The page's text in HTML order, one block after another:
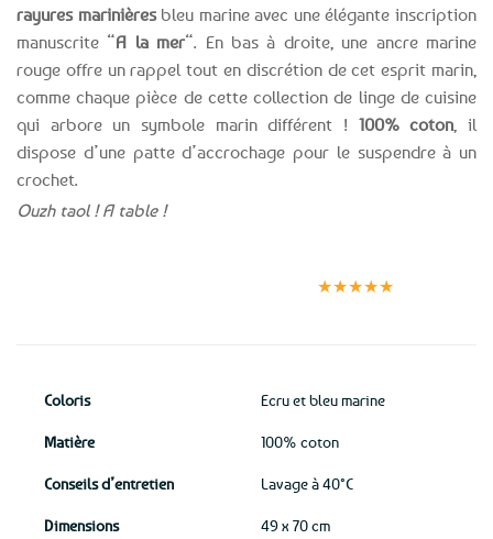
rayures marinièresbleu marine avec une élégante inscription
manuscrite “A la mer“. En bas à droite, une ancre marine
rouge offre un rappel tout en discrétion de cet esprit marin,
comme chaque pièce de cette collection de linge de cuisine
qui arbore un symbole marin différent ! 100% coton, il
dispose d’une patte d’accrochage pour le suspendre à un
crochet.
Ouzh taol ! A table !
★★★★★
Coloris Ecru et bleu marine
Matière 100% coton
Conseils d’entretien Lavage à 40°C
Dimensions 49 x 70 cm